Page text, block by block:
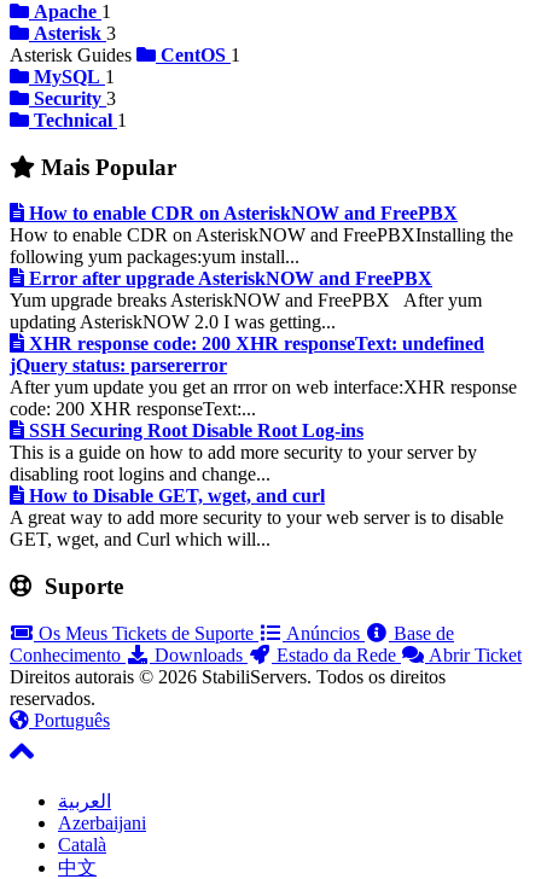
Apache 1
Asterisk 3
Asterisk Guides
CentOS 1
MySQL 1
Security 3
Technical 1
Mais Popular
How to enable CDR on AsteriskNOW and FreePBX
How to enable CDR on AsteriskNOW and FreePBXInstalling the
following yum packages:yum install...
Error after upgrade AsteriskNOW and FreePBX
Yum upgrade breaks AsteriskNOW and FreePBX After yum
updating AsteriskNOW 2.0 I was getting...
XHR response code: 200 XHR responseText: undefined
jQuery status: parsererror
After yum update you get an rrror on web interface:XHR response
code: 200 XHR responseText:...
SSH Securing Root Disable Root Log-ins
This is a guide on how to add more security to your server by
disabling root logins and change...
How to Disable GET, wget, and curl
A great way to add more security to your web server is to disable
GET, wget, and Curl which will...
Suporte
Os Meus Tickets de Suporte Anúncios
Base de
Conhecimento
Downloads Estado da Rede
Abrir Ticket
Direitos autorais © 2026 StabiliServers. Todos os direitos
reservados.
Português
العربية
Azerbaijani
Català
中文